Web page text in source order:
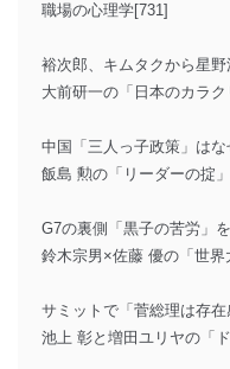
職場の心理学[731]
裕次郎、キムタクから星
大前研一の「日本のカラク
中国「三人っ子政策」は
飯島 勲の「リーダーの掟
G7の裏側「黒子の苦労」
鈴木宗男×佐藤 優の「世界
サミットで「菅総理は存
池上 彰と増田ユリヤの「